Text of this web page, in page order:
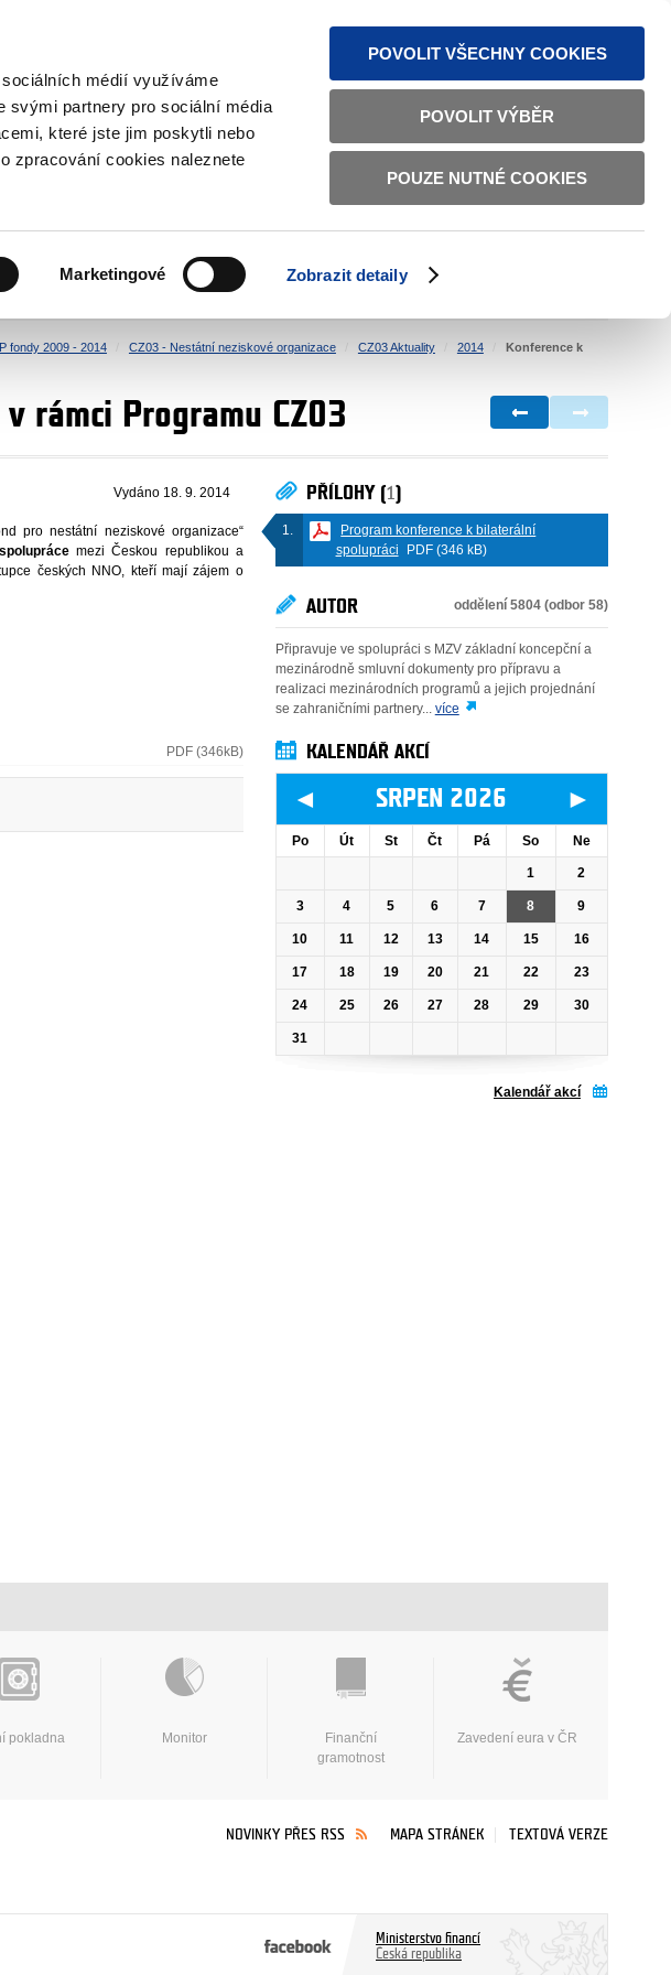
médií využíváme
svými partnery pro sociální média
které jste jim poskytli nebo
zpracování cookies naleznete
Marketingové Zobrazit detaily
POVOLIT VŠECHNY COOKIES
POVOLIT VÝBĚR
POUZE NUTNÉ COOKIES
TEXTOVÁ VERZE ČESKY ENGLISH
VNITŘNÍ VĚCI BILATERÁLNÍ SPOLUPRÁCE
fondy 2009 - 2014 CZ03 - Nestátní neziskové organizace CZ03 Aktuality 2014
Konference k
rámci Programu CZ03
Vydáno 18. 9. 2014
pro nestátní neziskové organizace“
mezi Českou republikou a
českých NNO, kteří mají zájem o
PDF (346kB)
PŘÍLOHY (1 )
Program konference k bilaterální
spolupráci
PDF (346 kB)
AUTOR oddělení 5804 (odbor 58)
Připravuje ve spolupráci s MZV základní koncepční a
mezinárodně smluvní dokumenty pro přípravu a
realizaci mezinárodních programů a jejich projednání
se zahraničními partnery... více
KALENDÁŘ AKCÍ
◄ SRPEN 2026 ►
Po Út St Čt Pá So Ne
1 2
3 4 5 6 7 8 9
10 11 12 13 14 15 16
17 18 19 20 21 22 23
24 25 26 27 28 29 30
31
Kalendář akcí
pokladna Monitor
Finanční
gramotnost
Zavedení eura v ČR
NOVINKY PŘES RSS MAPA STRÁNEK TEXTOVÁ VERZE
Ministerstvo financí
Česká republika